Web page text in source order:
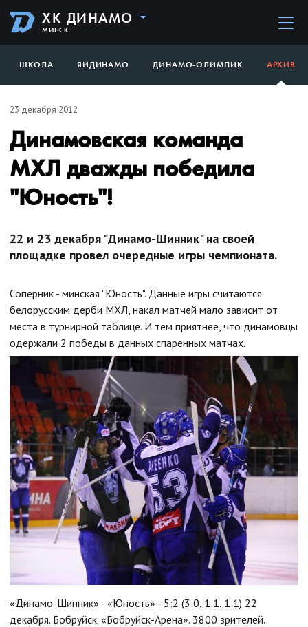
ХК ДИНАМО
МИНСК
ШКОЛА ЯИДИНАМО ДИНАМО-ОЛИМПИК АРХИВ
23 декабря 2012
Динамовская команда
МХЛ дважды победила
"Юность"!
22 и 23 декабря "Динамо-Шинник" на своей
площадке провел очередные игры чемпионата.
Соперник - минская "Юность". Данные игры считаются
белорусским дерби МХЛ, накал матчей мало зависит от
места в турнирной таблице. И тем приятнее, что динамовцы
одержали 2 победы в данных спаренных матчах.
«Динамо-Шинник» - «Юность» - 5:2 (3:0, 1:1, 1:1) 22
декабря. Бобруйск. «Бобруйск-Арена». 3800 зрителей.